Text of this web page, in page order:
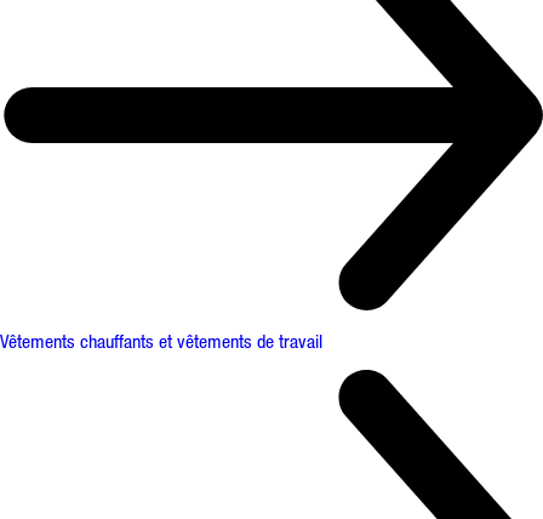
Vêtements chauffants et vêtements de travail